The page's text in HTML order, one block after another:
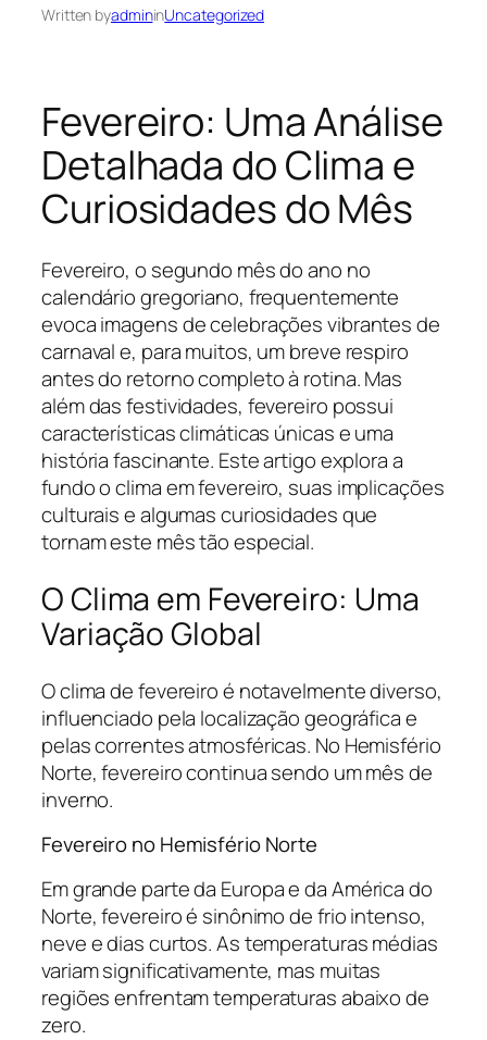
Written byadmininUncategorized
Fevereiro: Uma Análise
Detalhada do Clima e
Curiosidades do Mês
Fevereiro, o segundo mês do ano no
calendário gregoriano, frequentemente
evoca imagens de celebrações vibrantes de
carnaval e, para muitos, um breve respiro
antes do retorno completo à rotina. Mas
além das festividades, fevereiro possui
características climáticas únicas e uma
história fascinante. Este artigo explora a
fundo o clima em fevereiro, suas implicações
culturais e algumas curiosidades que
tornam este mês tão especial.
O Clima em Fevereiro: Uma
Variação Global
O clima de fevereiro é notavelmente diverso,
influenciado pela localização geográfica e
pelas correntes atmosféricas. No Hemisfério
Norte, fevereiro continua sendo um mês de
inverno.
Fevereiro no Hemisfério Norte
Em grande parte da Europa e da América do
Norte, fevereiro é sinônimo de frio intenso,
neve e dias curtos. As temperaturas médias
variam significativamente, mas muitas
regiões enfrentam temperaturas abaixo de
zero.